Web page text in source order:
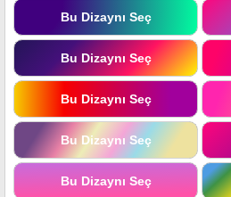
Bu Dizaynı Seç
Bu Dizaynı Seç
Bu Dizaynı Seç
Bu Dizaynı Seç
Bu Dizaynı Seç